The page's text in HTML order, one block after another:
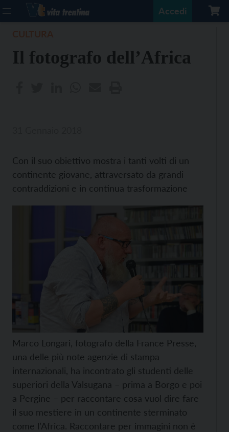
Accedi
Il fotografo dell’Africa
Con il suo obiettivo mostra i tanti volti di un
continente giovane, attraversato da grandi
contraddizioni e in continua trasformazione
Marco Longari, fotografo della France Presse,
una delle più note agenzie di stampa
internazionali, ha incontrato gli studenti delle
superiori della Valsugana – prima a Borgo e poi
a Pergine – per raccontare cosa vuol dire fare
il suo mestiere in un continente sterminato
come l’Africa. Raccontare per immagini non è